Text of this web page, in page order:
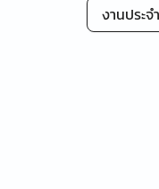
งานประจำ